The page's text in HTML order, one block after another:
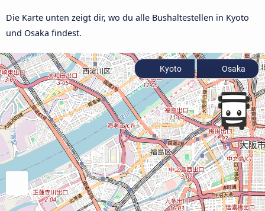
Die Karte unten zeigt dir, wo du alle Bushaltestellen in Kyoto
und Osaka findest.
Kyoto Osaka